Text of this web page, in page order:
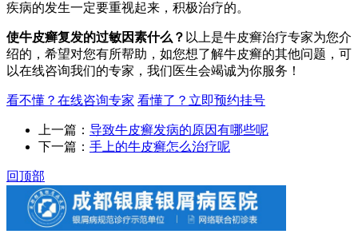
疾病的发生一定要重视起来，积极治疗的。
使牛皮癣复发的过敏因素什么？ 以上是牛皮癣治疗专家为您介
绍的，希望对您有所帮助，如您想了解牛皮癣的其他问题，可
以在线咨询我们的专家，我们医生会竭诚为你服务！
看不懂？在线咨询专家 看懂了？立即预约挂号
上一篇： 导致牛皮癣发病的原因有哪些呢
下一篇： 手上的牛皮癣怎么治疗呢
回顶部